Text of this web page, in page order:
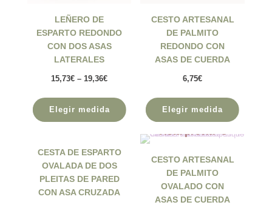
LEÑERO DE
ESPARTO REDONDO
CON DOS ASAS
LATERALES
15,73€ – 19,36€
Elegir medida
CESTO ARTESANAL
DE PALMITO
REDONDO CON
ASAS DE CUERDA
6,75€
Elegir medida
Vista previa
CESTA DE ESPARTO
OVALADA DE DOS
PLEITAS DE PARED
CON ASA CRUZADA
CESTO ARTESANAL
DE PALMITO
OVALADO CON
ASAS DE CUERDA